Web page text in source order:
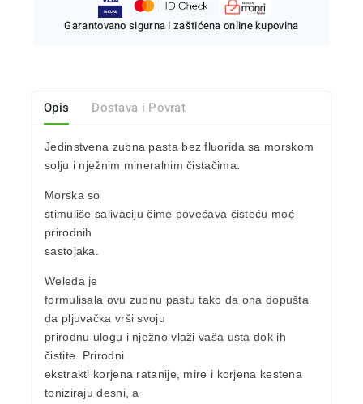
Garantovano sigurna i zaštićena online kupovina
Opis Dostava i Povrat
Jedinstvena zubna pasta bez fluoridasa morskom
solju i nježnim mineralnim čistačima.
Morska so
stimuliše salivaciju čime povećava čisteću moć
prirodnih
sastojaka.
Weleda je
formulisala ovu zubnu pastu tako da ona dopušta
da pljuvačka vrši svoju
prirodnu ulogu i nježno vlaži vaša usta dok ih
čistite. Prirodni
ekstrakti korjena ratanije, mire i korjena kestena
toniziraju desni, a